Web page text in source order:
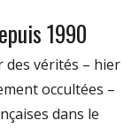
1990
des vérités – hier
occultées –
dans le